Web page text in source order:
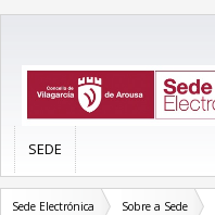
SEDE
Sede Electrónica Sobre a Sede